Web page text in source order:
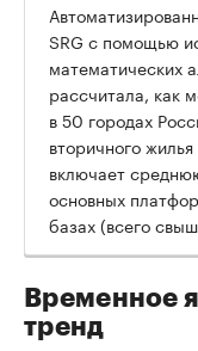
00:00
SRG с помощью
математических
рассчитала, как
в 50 городах
вторичного
включает
основных
базах (всего
Временное
тренд